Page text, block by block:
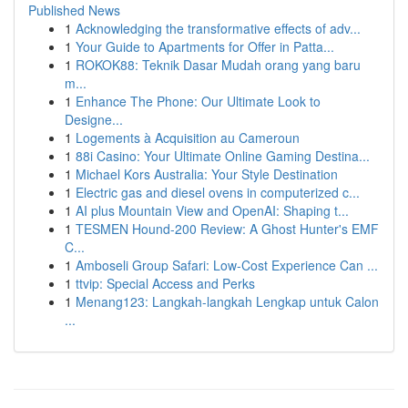
Published News
1 Acknowledging the transformative effects of adv...
1 Your Guide to Apartments for Offer in Patta...
1 ROKOK88: Teknik Dasar Mudah orang yang baru
m...
1 Enhance The Phone: Our Ultimate Look to
Designe...
1 Logements à Acquisition au Cameroun
1 88i Casino: Your Ultimate Online Gaming Destina...
1 Michael Kors Australia: Your Style Destination
1 Electric gas and diesel ovens in computerized c...
1 AI plus Mountain View and OpenAI: Shaping t...
1 TESMEN Hound-200 Review: A Ghost Hunter's EMF
C...
1 Amboseli Group Safari: Low-Cost Experience Can ...
1 ttvip: Special Access and Perks
1 Menang123: Langkah-langkah Lengkap untuk Calon
...